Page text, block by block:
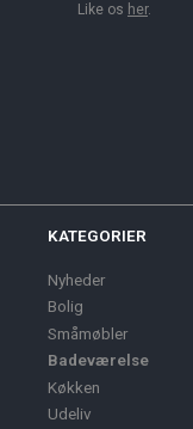
Like os her.
KATEGORIER
Nyheder
Bolig
Småmøbler
Badeværelse
Køkken
Udeliv